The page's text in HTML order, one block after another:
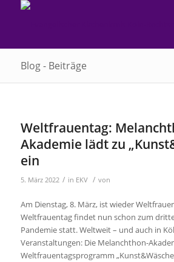
Blog - Beiträge
Weltfrauentag:
Akademie lädt zu
ein
5. März 2022 / in EKV / von
Am Dienstag, 8. März, ist wieder
Weltfrauentag findet nun schon zum
Pandemie statt. Weltweit – und auch in
Veranstaltungen: Die Melanchthon-
Weltfrauentagsprogramm